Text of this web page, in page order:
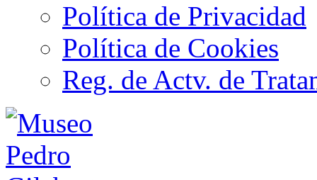
Política de Privacidad
Política de Cookies
Reg. de Actv. de